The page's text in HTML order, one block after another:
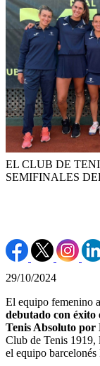
EL CLUB DE
SEMIFINALES
29/10/2024
El equipo femenino
debutado con
Tenis Absoluto por
Club de Tenis 1919,
el equipo